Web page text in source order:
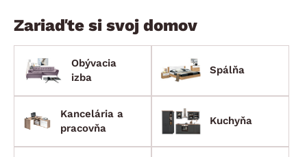
Zariaďte si svoj domov
Obývacia
izba
Spálňa
Kancelária a
pracovňa
Kuchyňa